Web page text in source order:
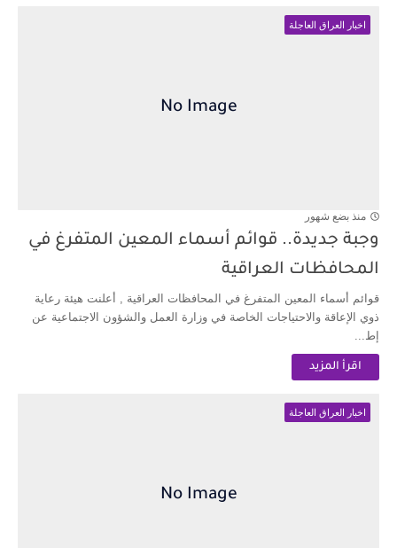
اخبار العراق العاجلة
منذ بضع شهور
وجبة جديدة.. قوائم أسماء المعين المتفرغ في
المحافظات العراقية
قوائم أسماء المعين المتفرغ في المحافظات العراقية , أعلنت هيئة رعاية
ذوي الإعاقة والاحتياجات الخاصة في وزارة العمل والشؤون الاجتماعية عن
إط...
اقرأ المزيد
اخبار العراق العاجلة